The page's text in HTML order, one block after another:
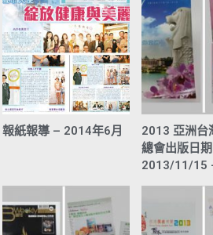
報紙報導 – 2014年6月
2013 亞洲台
總會出版日期
2013/11/15